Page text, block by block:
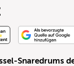
Snaredrums